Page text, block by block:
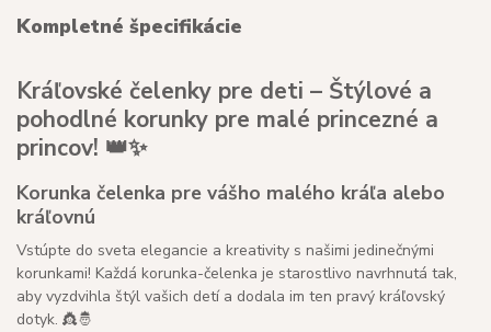
Kompletné špecifikácie
Kráľovské čelenky pre deti – Štýlové a
pohodlné korunky pre malé princezné a
princov! 👑✨
Korunka čelenka pre vášho malého kráľa alebo
kráľovnú
Vstúpte do sveta elegancie a kreativity s našimi jedinečnými
korunkami! Každá korunka-čelenka je starostlivo navrhnutá tak,
aby vyzdvihla štýl vašich detí a dodala im ten pravý kráľovský
dotyk. 👸🤴